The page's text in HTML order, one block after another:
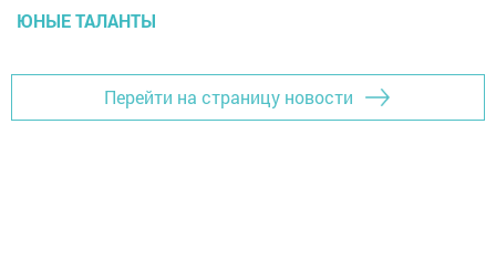
ЮНЫЕ ТАЛАНТЫ
Перейти на страницу новости